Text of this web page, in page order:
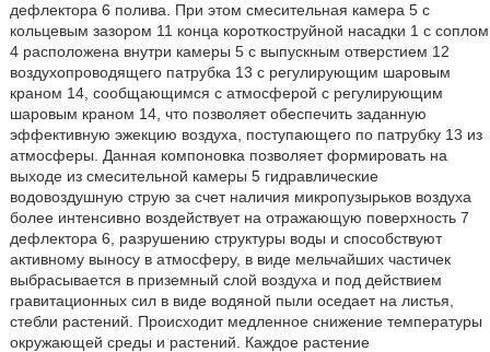
дефлектора 6 полива. При этом смесительная камера 5 с
кольцевым зазором 11 конца короткоструйной насадки 1 с соплом
4 расположена внутри камеры 5 с выпускным отверстием 12
воздухопроводящего патрубка 13 с регулирующим шаровым
краном 14, сообщающимся с атмосферой с регулирующим
шаровым краном 14, что позволяет обеспечить заданную
эффективную эжекцию воздуха, поступающего по патрубку 13 из
атмосферы. Данная компоновка позволяет формировать на
выходе из смесительной камеры 5 гидравлические
водовоздушную струю за счет наличия микропузырьков воздуха
более интенсивно воздействует на отражающую поверхность 7
дефлектора 6, разрушению структуры воды и способствуют
активному выносу в атмосферу, в виде мельчайших частичек
выбрасывается в приземный слой воздуха и под действием
гравитационных сил в виде водяной пыли оседает на листья,
стебли растений. Происходит медленное снижение температуры
окружающей среды и растений. Каждое растение